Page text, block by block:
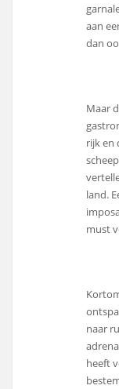
aan
dan
Maar
rijk en
land.
must
naar
heeft